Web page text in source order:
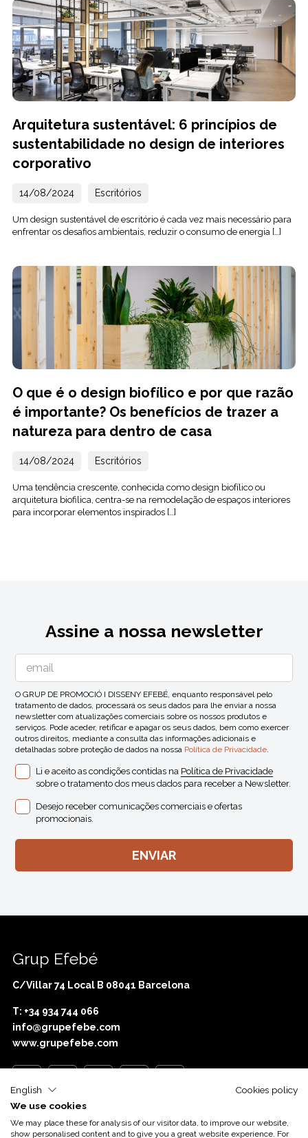
Arquitetura sustentável: 6 princípios de
sustentabilidade no design de interiores
corporativo
14/08/2024 Escritórios
Um design sustentável de escritório é cada vez mais necessário para
enfrentar os desafios ambientais, reduzir o consumo de energia […]
O que é o design biofílico e por que razão
é importante? Os benefícios de trazer a
natureza para dentro de casa
14/08/2024 Escritórios
Uma tendência crescente, conhecida como design biofílico ou
arquitetura biofilica, centra-se na remodelação de espaços interiores
para incorporar elementos inspirados […]
Assine a nossa newsletter
O GRUP DE PROMOCIÓ I DISSENY EFEBÉ, enquanto responsável pelo
tratamento de dados, processará os seus dados para lhe enviar a nossa
newsletter com atualizações comerciais sobre os nossos produtos e
serviços. Pode aceder, retificar e apagar os seus dados, bem como exercer
outros direitos, mediante a consulta das informações adicionais e
detalhadas sobre proteção de dados na nossa Política de Privacidade.
Li e aceito as condições contidas na Política de Privacidade
sobre o tratamento dos meus dados para receber a Newsletter.
Desejo receber comunicações comerciais e ofertas
promocionais.
Grup Efebé
C/Villar 74 Local B 08041 Barcelona
T: +34 934 744 066
info@grupefebe.com
www.grupefebe.com
With the support ofAcció
English
Cookies policy
We use cookies
We may place these for analysis of our visitor data, to improve our website,
show personalised content and to give you a great website experience. For